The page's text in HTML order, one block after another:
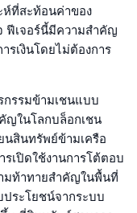
ห์ที่สะท้อนค่าของ
ฟีเจอร์นี้มีความสำคัญ
รเงินโดยไม่ต้องการ
รรมข้ามเชนแบบ
ญในโลกบล็อกเชน
นสินทรัพย์ข้ามเครือ
เปิดใช้งานการโต้ตอบ
มท้าทายสำคัญในพื้นที่
ประโยชน์จากระบบ